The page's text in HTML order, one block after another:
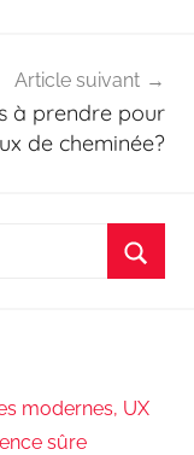
Article suivant
à prendre pour
de cheminée?
modernes, UX
sûre